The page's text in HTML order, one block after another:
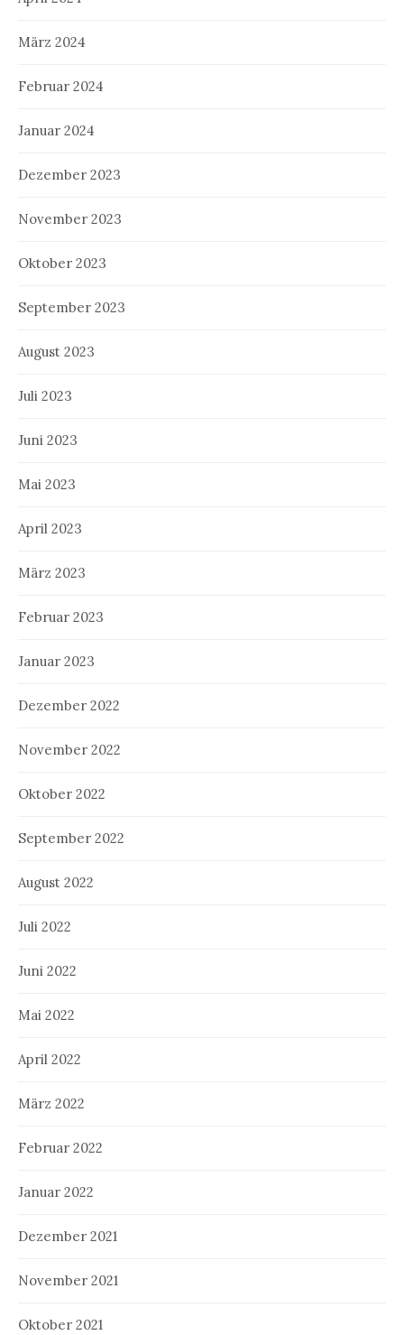
März 2024
Februar 2024
Januar 2024
Dezember 2023
November 2023
Oktober 2023
September 2023
August 2023
Juli 2023
Juni 2023
Mai 2023
April 2023
März 2023
Februar 2023
Januar 2023
Dezember 2022
November 2022
Oktober 2022
September 2022
August 2022
Juli 2022
Juni 2022
Mai 2022
April 2022
März 2022
Februar 2022
Januar 2022
Dezember 2021
November 2021
Oktober 2021